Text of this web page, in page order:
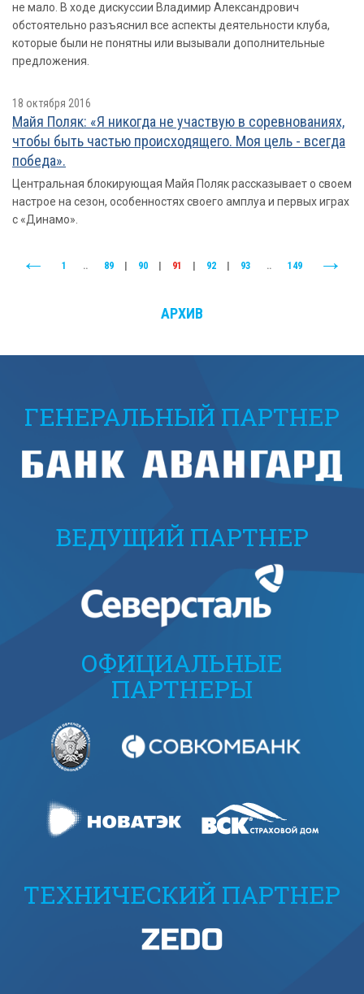
не мало. В ходе дискуссии Владимир Александрович
обстоятельно разъяснил все аспекты деятельности клуба,
которые были не понятны или вызывали дополнительные
предложения.
18 октября 2016
Майя Поляк: «Я никогда не участвую в соревнованиях,
чтобы быть частью происходящего. Моя цель - всегда
победа».
Центральная блокирующая Майя Поляк рассказывает о своем
настрое на сезон, особенностях своего амплуа и первых играх
с «Динамо».
1 .. 89 90 91 92 93 .. 149
АРХИВ
ГЕНЕРАЛЬНЫЙ ПАРТНЕР
ВЕДУЩИЙ ПАРТНЕР
ОФИЦИАЛЬНЫЕ
ПАРТНЕРЫ
ТЕХНИЧЕСКИЙ ПАРТНЕР